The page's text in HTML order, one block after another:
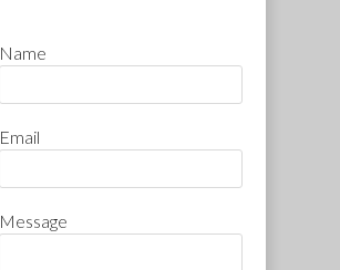
Name
Email
Message